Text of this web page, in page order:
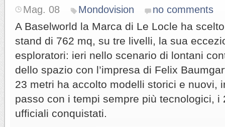
Mag. 08 Mondovision no comments
A Baselworld la Marca di Le Locle ha
stand di 762 mq, su tre livelli, la sua
esploratori: ieri nello scenario di lontani
dello spazio con l’impresa di Felix
23 metri ha accolto modelli storici e nuovi,
passo con i tempi sempre più tecnologici, i
ufficiali conquistati.